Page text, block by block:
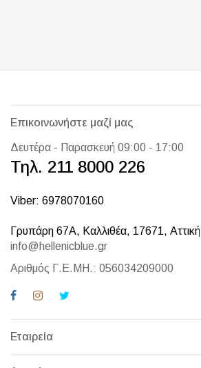
Επικοινωνήστε μαζί μας
Δευτέρα - Παρασκευή 09:00 - 17:00
Τηλ. 211 8000 226
Viber: 6978070160
Γρυπάρη 67Α, Καλλιθέα, 17671, Αττική
info@hellenicblue.gr
Αριθμός Γ.Ε.ΜΗ.: 056034209000
Εταιρεία